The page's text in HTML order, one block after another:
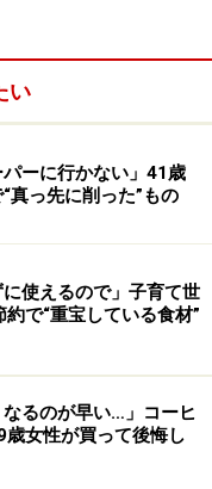
剤やシャンプー、ラ
プライベートブラン
うことが増えまし
円の差があり、かな
は使用頻度を減ら
ぶしかないです」
い
パーに行かない」41歳
真っ先に削った”もの
に使えるので」子育て世
で“重宝している食材”
なるのが早い…」コーヒ
女性が買って後悔し